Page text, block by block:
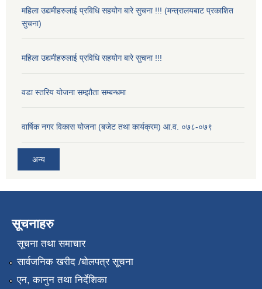
महिला उद्यमीहरुलाई प्रविधि सहयोग बारे सुचना !!! (मन्त्रालयबाट प्रकाशित
सुचना)
महिला उद्यमीहरुलाई प्रविधि सहयोग बारे सुचना !!!
वडा स्तरिय योजना सम्झौता सम्बन्धमा
वार्षिक नगर विकास योजना (बजेट तथा कार्यक्रम) आ.व. ०७८-०७९
अन्य
सूचनाहरु
सूचना तथा समाचार
सार्वजनिक खरीद /बोलपत्र सूचना
एन, कानुन तथा निर्देशिका